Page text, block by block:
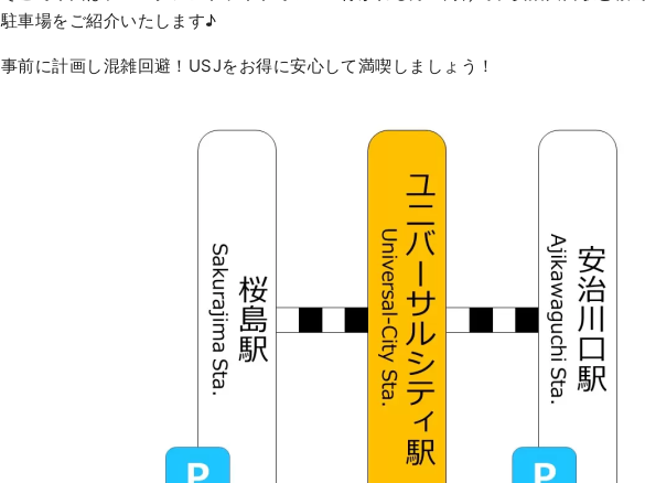
駐車場をご紹介いたします♪
事前に計画し混雑回避！USJをお得に安心して満喫しましょう！